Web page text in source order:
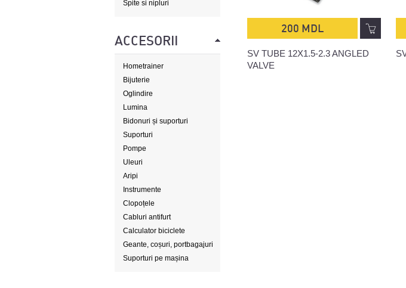
Spite si nipluri
ACCESORII
Hometrainer
Bijuterie
Oglindire
Lumina
Bidonuri și suporturi
Suporturi
Pompe
Uleuri
Aripi
Instrumente
Clopoțele
Cabluri antifurt
Calculator biciclete
Geante, coșuri, portbagajuri
Suporturi pe mașina
200 MDL
SV TUBE 12X1.5-2.3 ANGLED
VALVE